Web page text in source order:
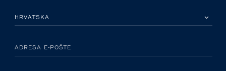
ADRESA E-POŠTE